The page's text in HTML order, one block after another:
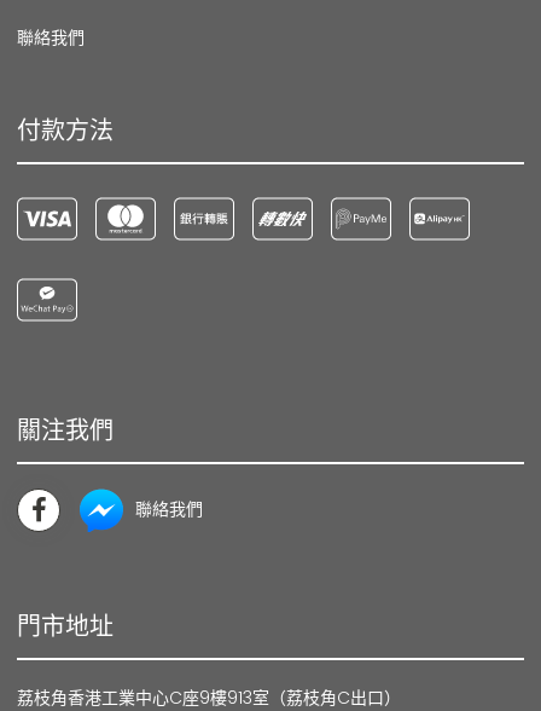
聯絡我們
付款方法
關注我們
聯絡我們
門市地址
荔枝角香港工業中心C座9樓913室（荔枝角C出口）